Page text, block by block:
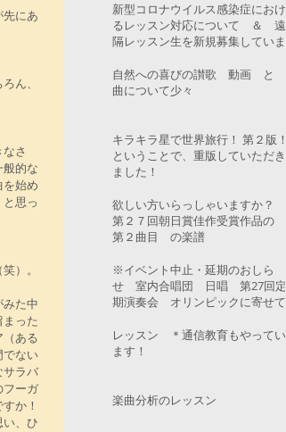
にあ
ん、
さ
的な
始め
思っ
）。
た中
った
ある
でない
サラバ
フーガ
か！
、ひ
新型コロナウイルス感染症におけ
るレッスン対応について ＆ 遠
隔レッスン生を新規募集していま
自然への喜びの讃歌 動画 と
曲について少々
キラキラ星で世界旅行！ 第２版！
ということで、重版していただき
ました！
欲しい方いらっしゃいますか？
第２７回朝日賞佳作受賞作品の
第２曲目 の楽譜
※イベント中止・延期のおしら
せ 室内合唱団 日唱 第27回定
期演奏会 オリンピックに寄せて
レッスン ＊通信教育もやってい
ます！
楽曲分析のレッスン